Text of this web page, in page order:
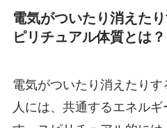
電気がついたり消えた
ピリチュアル体質とは？
電気がついたり消えたり
人には、共通するエネルギ